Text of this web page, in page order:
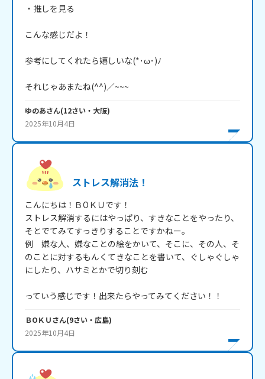
・推しを見る
こんな感じだよ！
参考にしてくれたら嬉しいな(*･ω･)ﾉ
それじゃあまたね(^^)／~~~
ゆのあさん(12さい・ 大阪)
2025年10月4日
ストレス解消法！
こんにちは！ＢОＫＵです！
ストレス解消するにはやっぱり、すきなことをやったり、
そとでてみてすっきりすることですかねー。
例　嫌な人、嫌なことの絵をかいて、そこに、その人、そ
のことに対するもんくてきなことを書いて、ぐしゃぐしゃ
にしたり、ハサミとかで切り刻む
っていう感じです！出来たらやってみてください！！
ＢОＫＵさん(9さい・ 広島)
2025年10月4日